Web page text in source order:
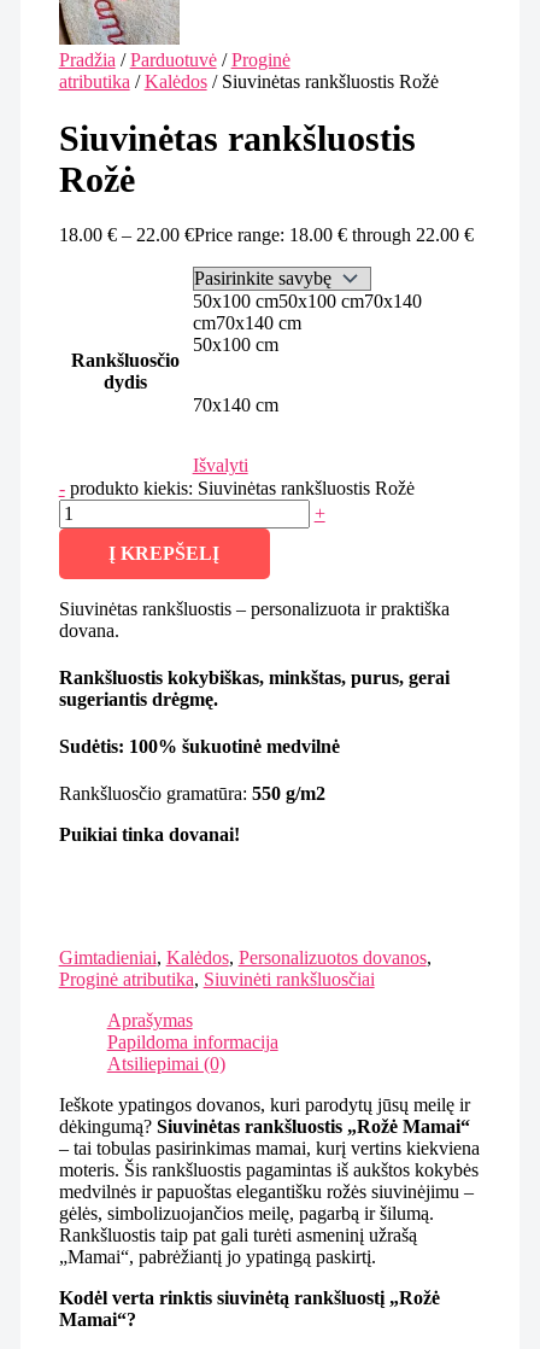
Pradžia/Parduotuvė/Proginė
atributika/Kalėdos/ Siuvinėtas rankšluostis Rožė
Siuvinėtas rankšluostis
Rožė
18.00 € – 22.00 €Price range: 18.00 € through 22.00 €
Rankšluosčio
dydis
50x100 cm50x100 cm70x140
cm70x140 cm
50x100 cm
70x140 cm
Išvalyti
- produkto kiekis: Siuvinėtas rankšluostis Rožė
+
Į KREPŠELĮ
Siuvinėtas rankšluostis – personalizuota ir praktiška
dovana.
Rankšluostis kokybiškas, minkštas, purus, gerai
sugeriantis drėgmę.
Sudėtis: 100% šukuotinė medvilnė
Rankšluosčio gramatūra: 550 g/m2
Puikiai tinka dovanai!
Gimtadieniai, Kalėdos, Personalizuotos dovanos,
Proginė atributika, Siuvinėti rankšluosčiai
Aprašymas
Papildoma informacija
Atsiliepimai (0)
Ieškote ypatingos dovanos, kuri parodytų jūsų meilę ir
dėkingumą? Siuvinėtas rankšluostis „Rožė Mamai“
– tai tobulas pasirinkimas mamai, kurį vertins kiekviena
moteris. Šis rankšluostis pagamintas iš aukštos kokybės
medvilnės ir papuoštas elegantišku rožės siuvinėjimu –
gėlės, simbolizuojančios meilę, pagarbą ir šilumą.
Rankšluostis taip pat gali turėti asmeninį užrašą
„Mamai“, pabrėžiantį jo ypatingą paskirtį.
Kodėl verta rinktis siuvinėtą rankšluostį „Rožė
Mamai“?